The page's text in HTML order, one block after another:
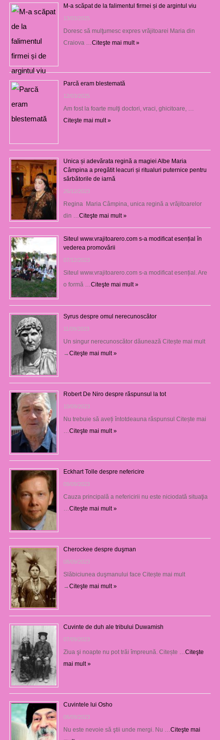
M-a scăpat de la falimentul firmei și de argintul viu
13/03/2025
Doresc să mulţumesc expres vrăjitoarei Maria din
Craiova …Citeşte mai mult »
Parcă eram blestemată
12/03/2025
Am fost la foarte mulţi doctori, vraci, ghicitoare, …
Citeşte mai mult »
Unica și adevărata regină a magiei Albe Maria
Câmpina a pregătit leacuri și ritualuri puternice pentru
sărbătorile de iarnă
26/12/2023
Regina Maria Câmpina, unica regină a vrăjitoarelor
din …Citeşte mai mult »
Siteul www.vrajitoarero.com s-a modificat esențial în
vederea promovării
07/12/2023
Siteul www.vrajitoarero.com s-a modificat esențial. Are
o formă …Citeşte mai mult »
Syrus despre omul nerecunoscător
11/09/2023
Un singur nerecunoscător dăunează Citește mai mult
→Citeşte mai mult »
Robert De Niro despre răspunsul la tot
10/09/2023
Nu trebuie să aveți întotdeauna răspunsul Citește mai
…Citeşte mai mult »
Eckhart Tolle despre nefericire
09/09/2023
Cauza principală a nefericirii nu este niciodată situaţia
…Citeşte mai mult »
Cherockee despre duşman
08/09/2023
Slăbiciunea duşmanului face Citește mai mult
→Citeşte mai mult »
Cuvinte de duh ale tribului Duwamish
07/09/2023
Ziua şi noapte nu pot trăi împreună. Citește …Citeşte
mai mult »
Cuvintele lui Osho
06/09/2023
Nu este nevoie să ştii unde mergi. Nu …Citeşte mai